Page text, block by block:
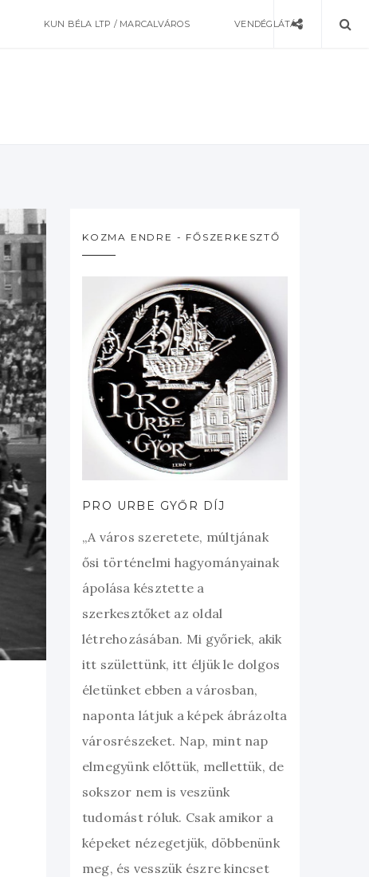
KUN BÉLA LTP / MARCALVÁROS VENDÉGLÁTÁS
KOZMA ENDRE - FŐSZERKESZTŐ
PRO URBE GYŐR DÍJ
„A város szeretete, múltjának
ősi történelmi hagyományainak
ápolása késztette a
szerkesztőket az oldal
létrehozásában. Mi győriek, akik
itt születtünk, itt éljük le dolgos
életünket ebben a városban,
naponta látjuk a képek ábrázolta
városrészeket. Nap, mint nap
elmegyünk előttük, mellettük, de
sokszor nem is veszünk
tudomást róluk. Csak amikor a
képeket nézegetjük, döbbenünk
meg, és vesszük észre kincset